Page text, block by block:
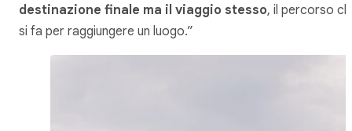
destinazione finale ma il viaggio stesso, il percorso
si fa per raggiungere un luogo.”